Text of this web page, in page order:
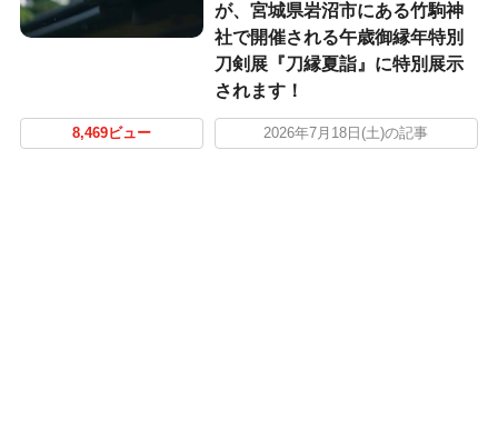
が、宮城県岩沼市にある竹駒神
社で開催される午歳御縁年特別
刀剣展『刀縁夏詣』に特別展示
されます！
8,469ビュー 2026年7月18日(土)の記事